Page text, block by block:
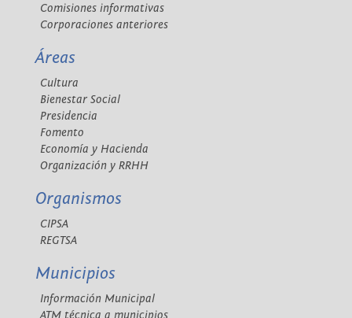
Comisiones informativas
Corporaciones anteriores
Áreas
Cultura
Bienestar Social
Presidencia
Fomento
Economía y Hacienda
Organización y RRHH
Organismos
CIPSA
REGTSA
Municipios
Información Municipal
ATM técnica a municipios